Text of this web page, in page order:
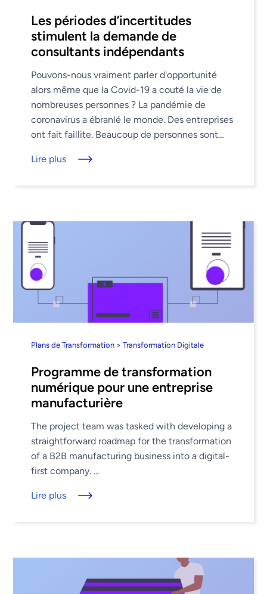
Les périodes d’incertitudes
stimulent la demande de
consultants indépendants
Pouvons-nous vraiment parler d'opportunité
alors même que la Covid-19 a couté la vie de
nombreuses personnes ? La pandémie de
coronavirus a ébranlé le monde. Des entreprises
ont fait faillite. Beaucoup de personnes sont
Lire plus
Plans de Transformation > Transformation Digitale
Programme de transformation
numérique pour une entreprise
manufacturière
The project team was tasked with developing a
straightforward roadmap for the transformation
of a B2B manufacturing business into a digital-
first company. ...
Lire plus